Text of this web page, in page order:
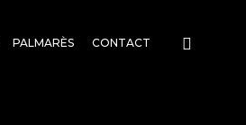
PALMARÈS CONTACT